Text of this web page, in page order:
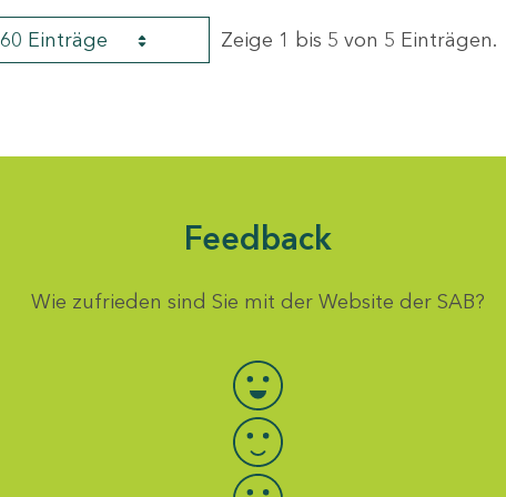
60 Einträge Zeige 1 bis 5 von 5 Einträgen.
Feedback
Wie zufrieden sind Sie mit der Website der SAB?
Bewertung auswählen